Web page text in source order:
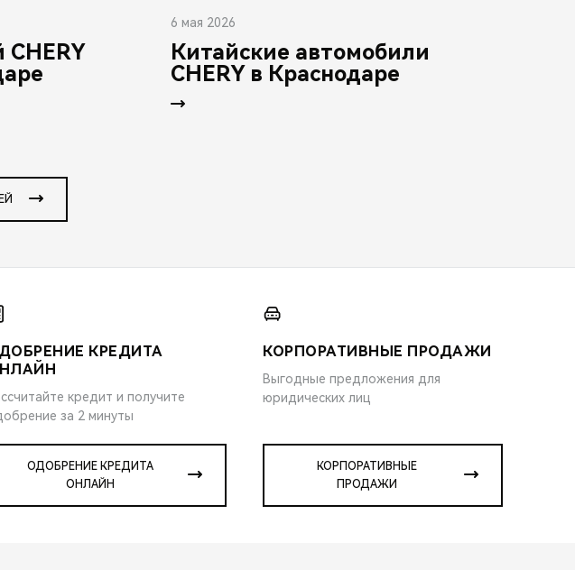
6 мая 2026
Китайские автомобили
CHERY в Краснодаре
КРЕДИТА
кредит и получите
за 2 минуты
ОДОБРЕНИЕ КРЕДИТА
ОНЛАЙН
КОРПОРАТИВНЫЕ ПРОДАЖИ
Выгодные предложения для
юридических лиц
КОРПОРАТИВНЫЕ
ПРОДАЖИ